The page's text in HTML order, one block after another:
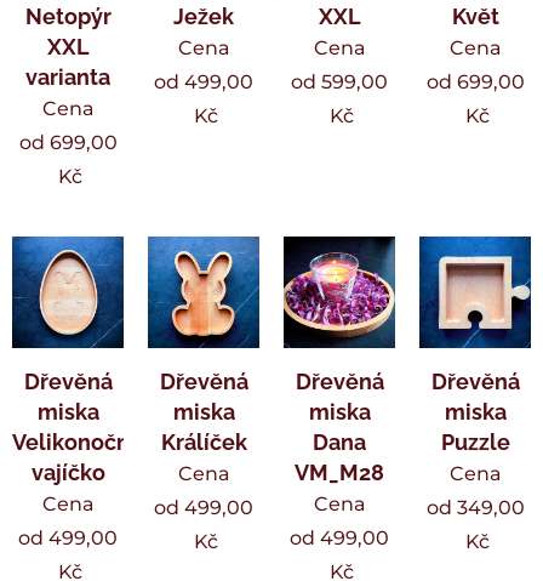
Netopýr
XXL
varianta
Cena
od 699,00
Kč
Ježek
Cena
od 499,00
Kč
XXL
Cena
od 599,00
Kč
Květ
Cena
od 699,00
Kč
Dřevěná
miska
Velikonoční
vajíčko
Cena
od 499,00
Kč
Dřevěná
miska
Králíček
Cena
od 499,00
Kč
Dřevěná
miska
Dana
VM_M28
Cena
od 499,00
Kč
Dřevěná
miska
Puzzle
Cena
od 349,00
Kč